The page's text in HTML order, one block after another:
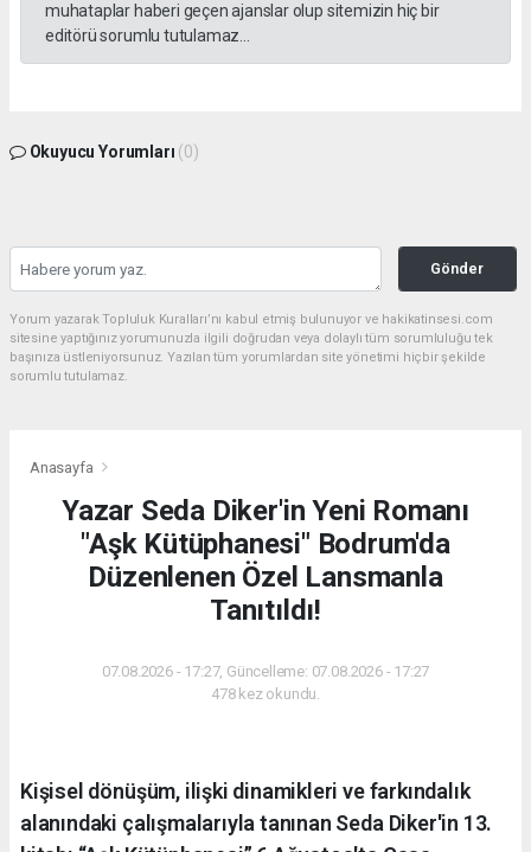
muhataplar haberi geçen ajanslar olup sitemizin hiç bir
editörü sorumlu tutulamaz...
Okuyucu Yorumları (0)
Gönder
Yorum yazarak Topluluk Kuralları’nı kabul etmiş bulunuyor ve hakikatinsesi.com
sitesine yaptığınız yorumunuzla ilgili doğrudan veya dolaylı tüm sorumluluğu tek
başınıza üstleniyorsunuz. Yazılan tüm yorumlardan site yönetimi hiçbir şekilde
sorumlu tutulamaz.
Anasayfa
Yazar Seda Diker'in Yeni Romanı
"Aşk Kütüphanesi" Bodrum'da
Düzenlenen Özel Lansmanla
Tanıtıldı!
07.08.2026 - 17:27, Güncelleme: 07.08.2026 - 17:27
478 kez okundu.
Kişisel dönüşüm, ilişki dinamikleri ve farkındalık
alanındaki çalışmalarıyla tanınan Seda Diker'in 13.